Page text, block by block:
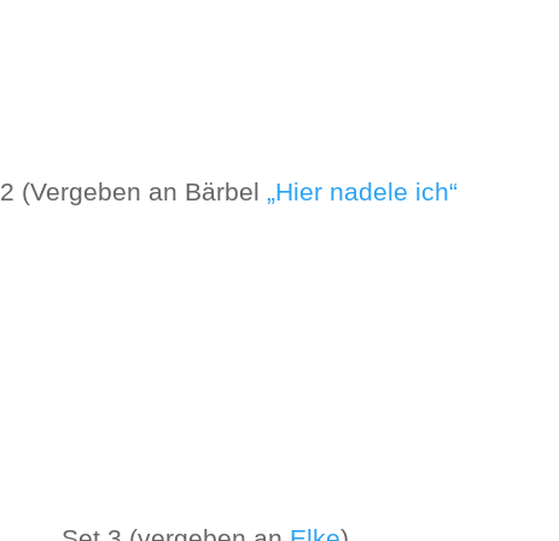
(Vergeben an Bärbel „Hier nadele ich“